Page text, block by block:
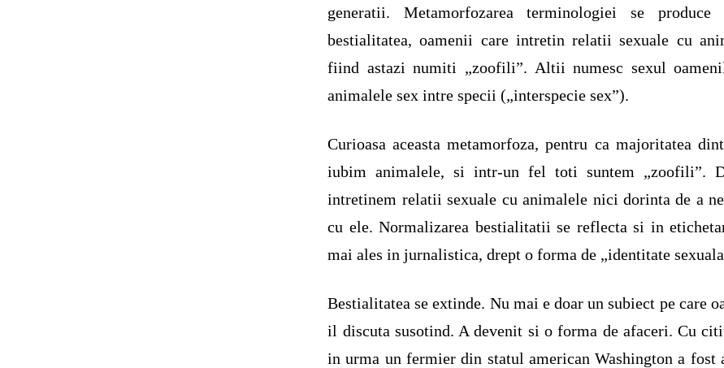
generatii. Metamorfozarea terminologiei se
bestialitatea, oamenii care intretin relatii sexuale cu
fiind astazi numiti „zoofili”. Altii numesc sexul
animalele sex intre specii („interspecie sex”).
Curioasa aceasta metamorfoza, pentru ca majoritatea
iubim animalele, si intr-un fel toti suntem „zoofili”.
intretinem relatii sexuale cu animalele nici dorinta de a
cu ele. Normalizarea bestialitatii se reflecta si in
mai ales in jurnalistica, drept o forma de „identitate
Bestialitatea se extinde. Nu mai e doar un subiect pe care
il discuta susotind. A devenit si o forma de afaceri. Cu
in urma un fermier din statul american Washington a fost